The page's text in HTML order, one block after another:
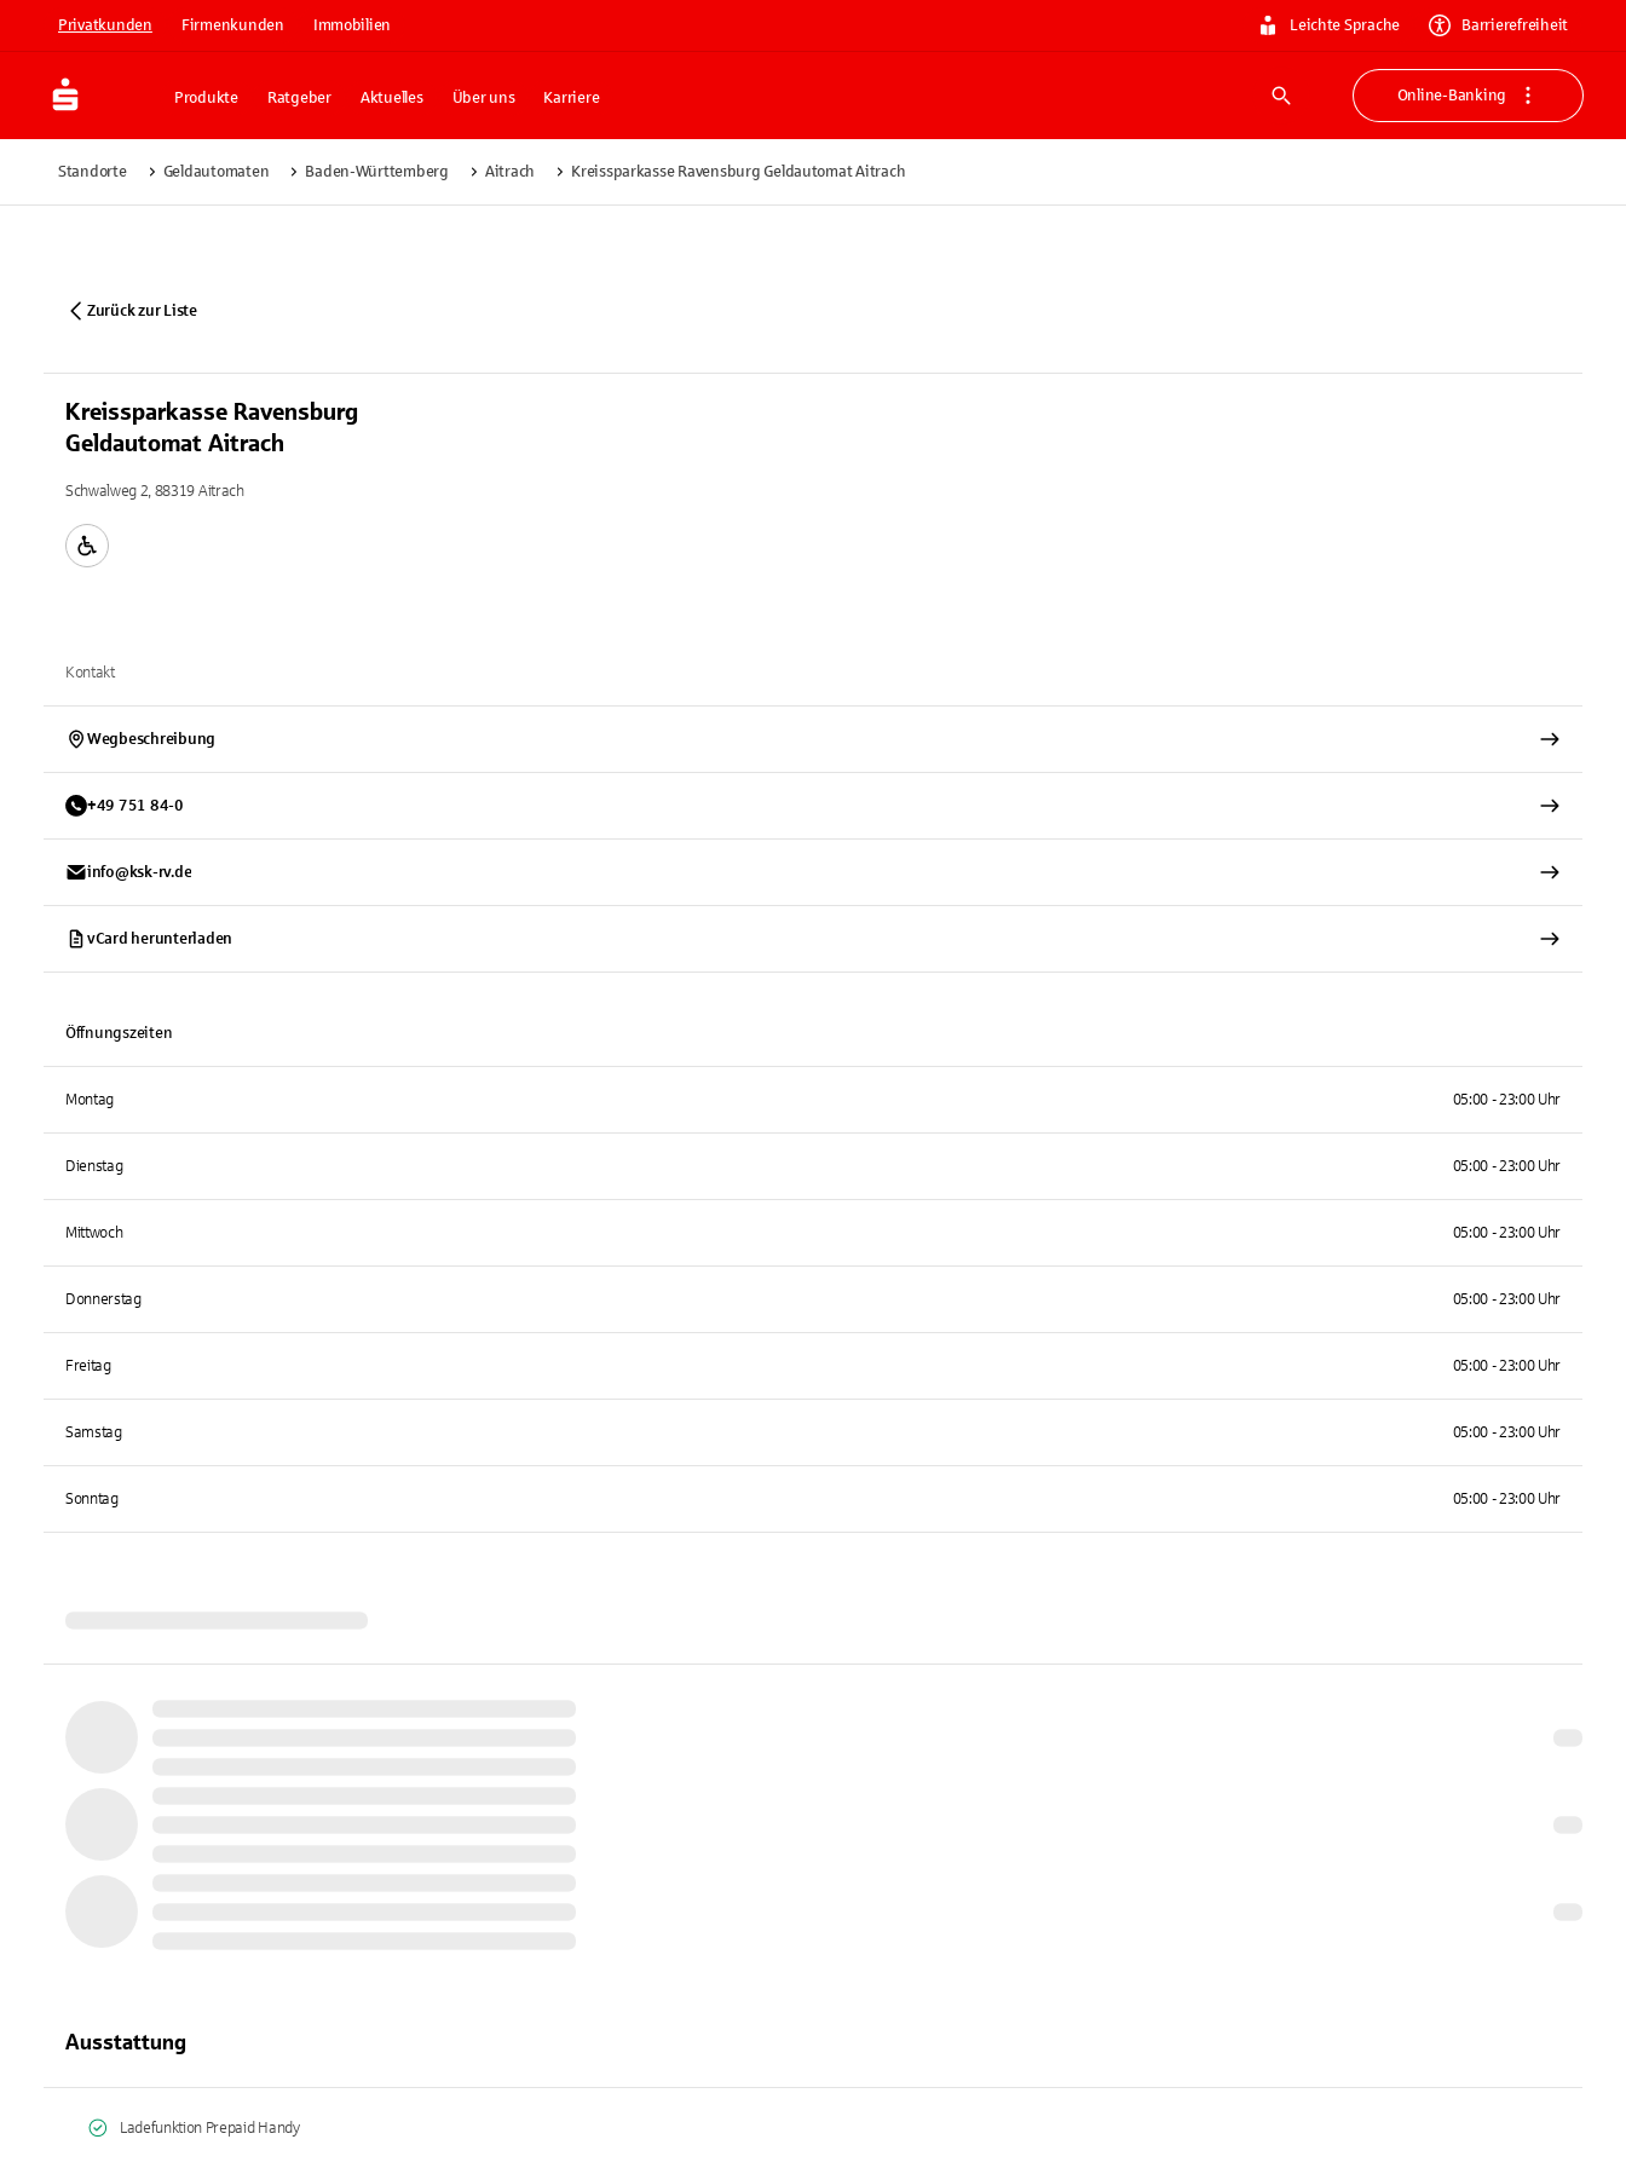
Privatkunden Firmenkunden Immobilien Leichte Sprache Barrierefreiheit
Produkte Ratgeber Aktuelles Über uns Karriere
Suche
Online-Banking
Standorte Geldautomaten Baden-Württemberg Aitrach Kreissparkasse Ravensburg Geldautomat Aitrach
Zurück zur Liste
Kreissparkasse Ravensburg
Geldautomat Aitrach
Schwalweg 2, 88319 Aitrach
Kontakt
Wegbeschreibung
+49 751 84-0
info@ksk-rv.de
vCard herunterladen
Öffnungszeiten
Montag 05:00 - 23:00 Uhr
Dienstag 05:00 - 23:00 Uhr
Mittwoch 05:00 - 23:00 Uhr
Donnerstag 05:00 - 23:00 Uhr
Freitag 05:00 - 23:00 Uhr
Samstag 05:00 - 23:00 Uhr
Sonntag 05:00 - 23:00 Uhr
Ausstattung
Ladefunktion Prepaid Handy